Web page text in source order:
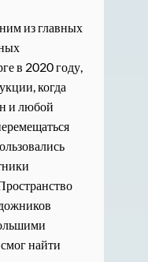
из главных
в 2020 году,
когда
и любой
найти